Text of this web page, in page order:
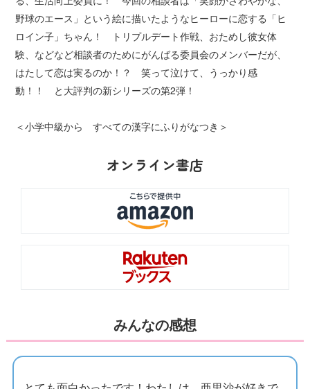
野球のエース」という絵に描いたようなヒーローに恋する「ヒ
ロイン子」ちゃん！ トリプルデート作戦、おためし彼女体
験、などなど相談者のためにがんばる委員会のメンバーだが、
はたして恋は実るのか！？ 笑って泣けて、うっかり感
動！！ と大評判の新シリーズの第2弾！
＜小学中級から すべての漢字にふりがなつき＞
オンライン書店
みんなの感想